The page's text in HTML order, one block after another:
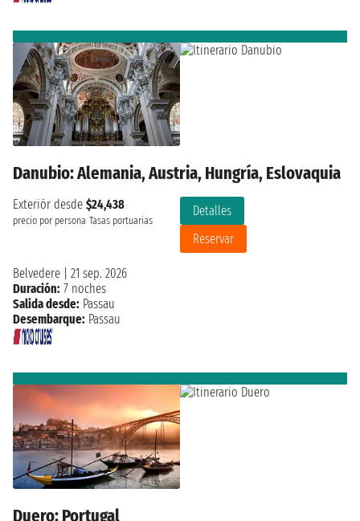
Danubio: Alemania, Austria, Hungría, Eslovaquia
Exteriór desde $24,438
precio por persona Tasas portuarias
Detalles
Reservar
Belvedere
21 sep. 2026
Duración: 7 noches
Salida desde: Passau
Desembarque: Passau
Duero: Portugal